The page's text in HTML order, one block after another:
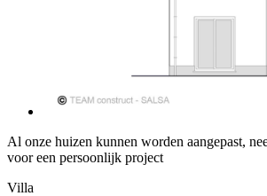
Al onze huizen kunnen worden aangepast,
voor een persoonlijk project
Villa